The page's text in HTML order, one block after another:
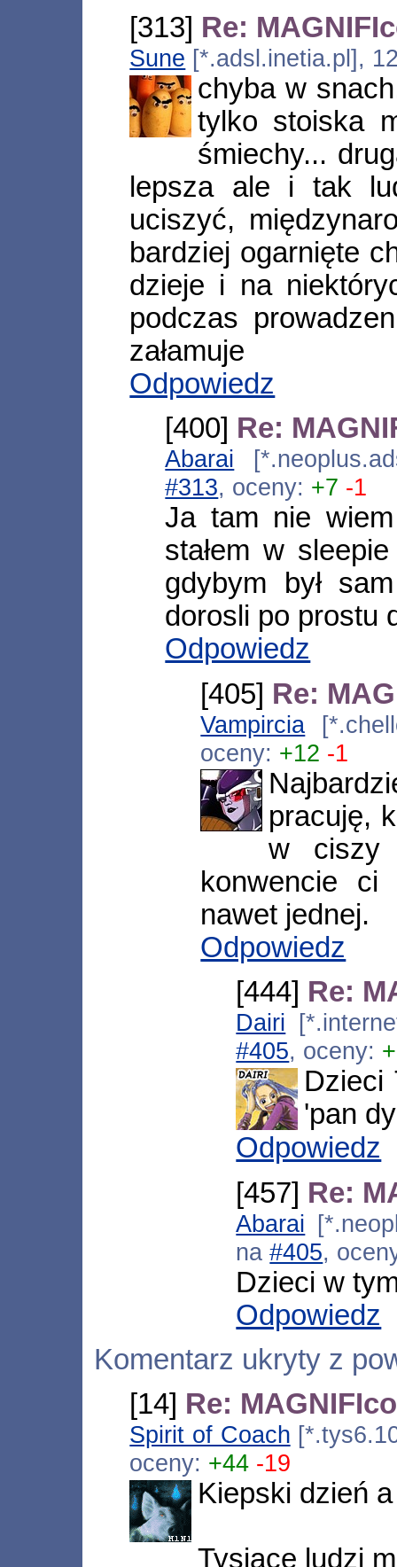
[313] Re:
Sune [*.adsl.inetia.pl],
chyba w
tylko stoiska
śmiechy...
lepsza ale i tak
uciszyć,
bardziej ogarnięte
dzieje i na
podczas
załamuje
Odpowiedz
[400] Re:
Abarai
#313, oceny: +7 -1
Ja tam nie
stałem w
gdybym był
dorosli po prostu
Odpowiedz
[405] Re:
Vampircia
oceny: +12 -1
pracuję,
w ciszy
konwencie ci
nawet jednej.
Odpowiedz
[444] Re:
Dairi
#405, oceny:
Dzieci
'pan
Odpowiedz
[457] Re:
Abarai
na#405,
Dzieci w
Odpowiedz
Komentarz ukryty z
[14] Re:
Spirit of Coach
oceny: +44 -19
Kiepski dzień
Tysiące ludzi